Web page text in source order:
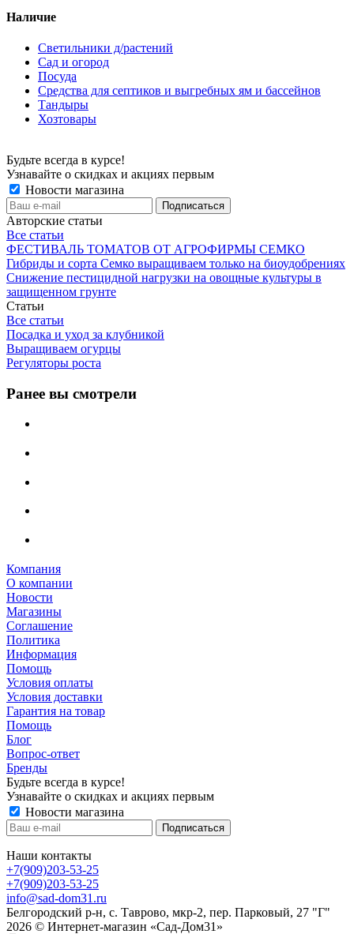
Наличие
Светильники д/растений
Сад и огород
Посуда
Средства для септиков и выгребных ям и бассейнов
Тандыры
Хозтовары
Будьте всегда в курсе!
Узнавайте о скидках и акциях первым
Новости магазина
Авторские статьи
Все статьи
ФЕСТИВАЛЬ ТОМАТОВ ОТ АГРОФИРМЫ СЕМКО
Гибриды и сорта Семко выращиваем только на биоудобрениях
Снижение пестицидной нагрузки на овощные культуры в
защищенном грунте
Статьи
Все статьи
Посадка и уход за клубникой
Выращиваем огурцы
Регуляторы роста
Ранее вы смотрели
Компания
О компании
Новости
Магазины
Соглашение
Политика
Информация
Помощь
Условия оплаты
Условия доставки
Гарантия на товар
Помощь
Блог
Вопрос-ответ
Бренды
Будьте всегда в курсе!
Узнавайте о скидках и акциях первым
Новости магазина
Наши контакты
+7(909)203-53-25
+7(909)203-53-25
info@sad-dom31.ru
Белгородский р-н, с. Таврово, мкр-2, пер. Парковый, 27 "Г"
2026 © Интернет-магазин «Сад-Дом31»